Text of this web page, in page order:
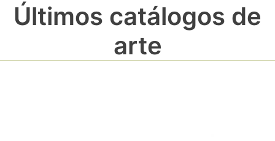
Últimos catálogos de
arte